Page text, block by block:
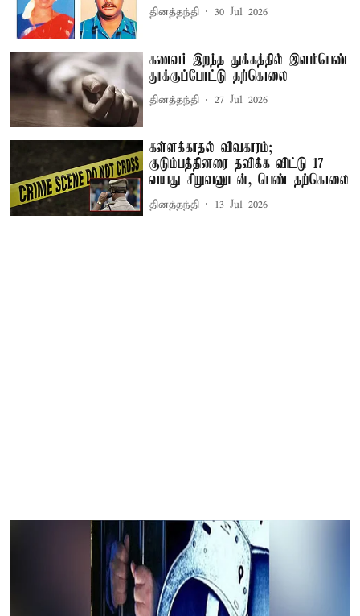
தினத்தந்தி 30 Jul 2026
கணவர் இறந்த துக்கத்தில் இளம்பெண்
தூக்குப்போட்டு தற்கொலை
தினத்தந்தி 27 Jul 2026
கள்ளக்காதல் விவகாரம்;
குடும்பத்தினரை தவிக்க விட்டு 17
வயது சிறுவனுடன், பெண் தற்கொலை
தினத்தந்தி 13 Jul 2026